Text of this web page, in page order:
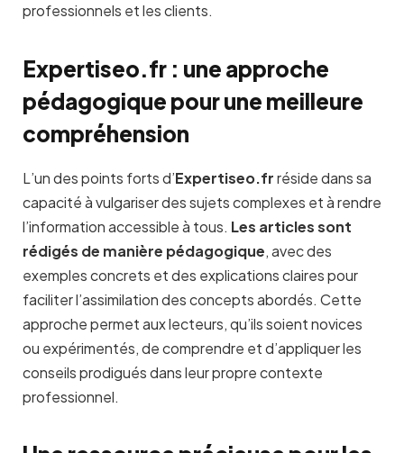
professionnels et les clients.
Expertiseo.fr : une approche
pédagogique pour une meilleure
compréhension
L’un des points forts d’Expertiseo.frréside dans sa
capacité à vulgariser des sujets complexes et à rendre
l’information accessible à tous. Les articles sont
rédigés de manière pédagogique, avec des
exemples concrets et des explications claires pour
faciliter l’assimilation des concepts abordés. Cette
approche permet aux lecteurs, qu’ils soient novices
ou expérimentés, de comprendre et d’appliquer les
conseils prodigués dans leur propre contexte
professionnel.